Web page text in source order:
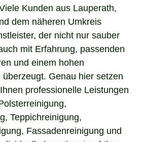
Kunden aus Lauperath,
dem näheren Umkreis
der nicht nur sauber
mit Erfahrung, passenden
und einem hohen
Genau hier setzen
professionelle Leistungen
Teppichreinigung,
Fassadenreinigung und